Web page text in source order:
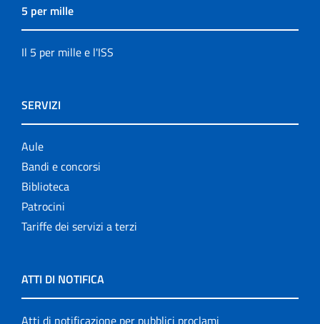
5 per mille
Il 5 per mille e l'ISS
SERVIZI
Aule
Bandi e concorsi
Biblioteca
Patrocini
Tariffe dei servizi a terzi
ATTI DI NOTIFICA
Atti di notificazione per pubblici proclami